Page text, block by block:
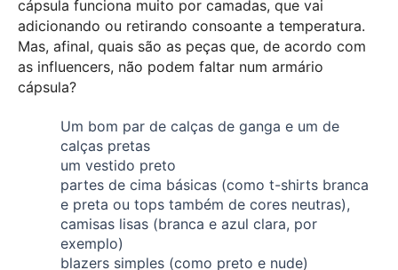
cápsula funciona muito por camadas, que vai
adicionando ou retirando consoante a temperatura.
Mas, afinal, quais são as peças que, de acordo com
as influencers, não podem faltar num armário
cápsula?
Um bom par de calças de ganga e um de
calças pretas
um vestido preto
partes de cima básicas (como t-shirts branca
e preta ou tops também de cores neutras),
camisas lisas (branca e azul clara, por
exemplo)
blazers simples (como preto e nude)